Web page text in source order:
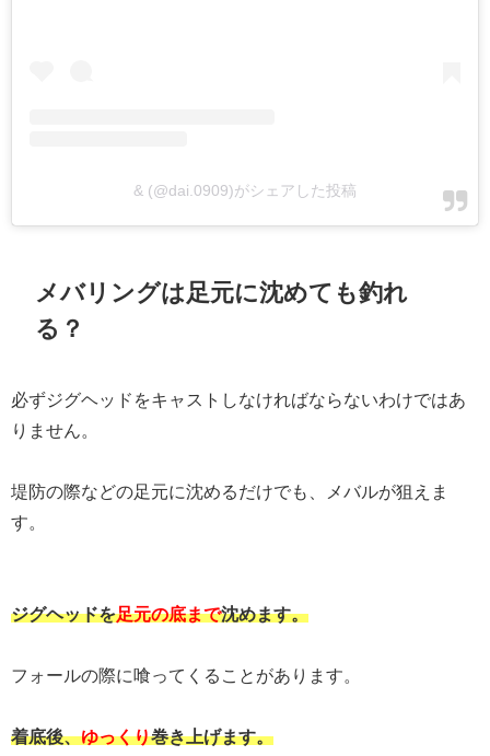
& (@dai.0909)がシェアした投稿
メバリングは足元に沈めても釣れ
る？
必ずジグヘッドをキャストしなければならないわけではあ
りません。
堤防の際などの足元に沈めるだけでも、メバルが狙えま
す。
ジグヘッドを足元の底まで沈めます。
フォールの際に喰ってくることがあります。
着底後、ゆっくり巻き上げます。